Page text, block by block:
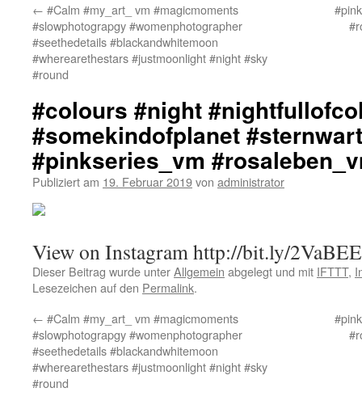
← #Calm #my_art_ vm #magicmoments
#slowphotograpgy #womenphotographer
#seethedetails #blackandwhitemoon
#wherearethestars #justmoonlight #night #sky
#round
#colours #night
#somekindofplanet
#pinkseries_vm
Publiziert am 19. Februar 2019von administrator
View on Instagram http://bit.ly/
Dieser Beitrag wurde unterAllgemein abgelegt und mit IFTTT,
Lesezeichen auf den Permalink.
← #Calm #my_art_ vm #magicmoments
#slowphotograpgy #womenphotographer
#seethedetails #blackandwhitemoon
#wherearethestars #justmoonlight #night #sky
#round